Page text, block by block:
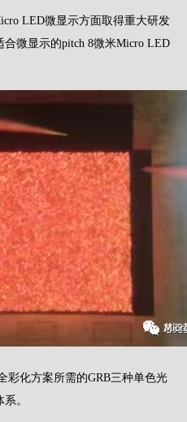
LED微显示方面取得重大研发
微显示的pitch 8微米Micro LED
彩化方案所需的GRB三种单色光
。